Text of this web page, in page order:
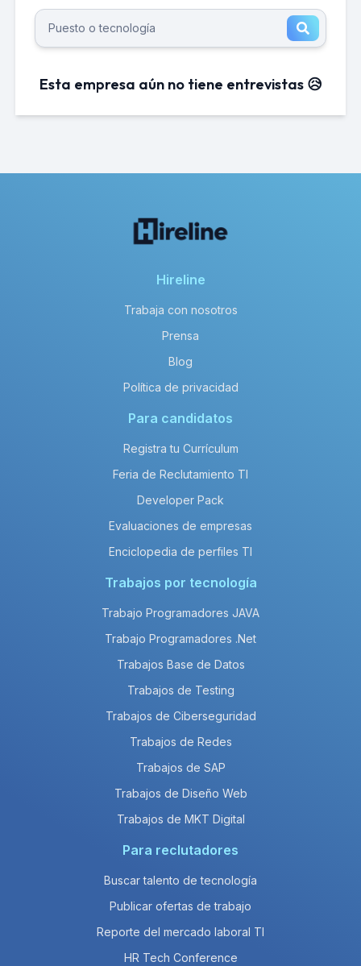
Esta empresa aún no tiene entrevistas 😥
Hireline
Trabaja con nosotros
Prensa
Blog
Política de privacidad
Para candidatos
Registra tu Currículum
Feria de Reclutamiento TI
Developer Pack
Evaluaciones de empresas
Enciclopedia de perfiles TI
Trabajos por tecnología
Trabajo Programadores JAVA
Trabajo Programadores .Net
Trabajos Base de Datos
Trabajos de Testing
Trabajos de Ciberseguridad
Trabajos de Redes
Trabajos de SAP
Trabajos de Diseño Web
Trabajos de MKT Digital
Para reclutadores
Buscar talento de tecnología
Publicar ofertas de trabajo
Reporte del mercado laboral TI
HR Tech Conference